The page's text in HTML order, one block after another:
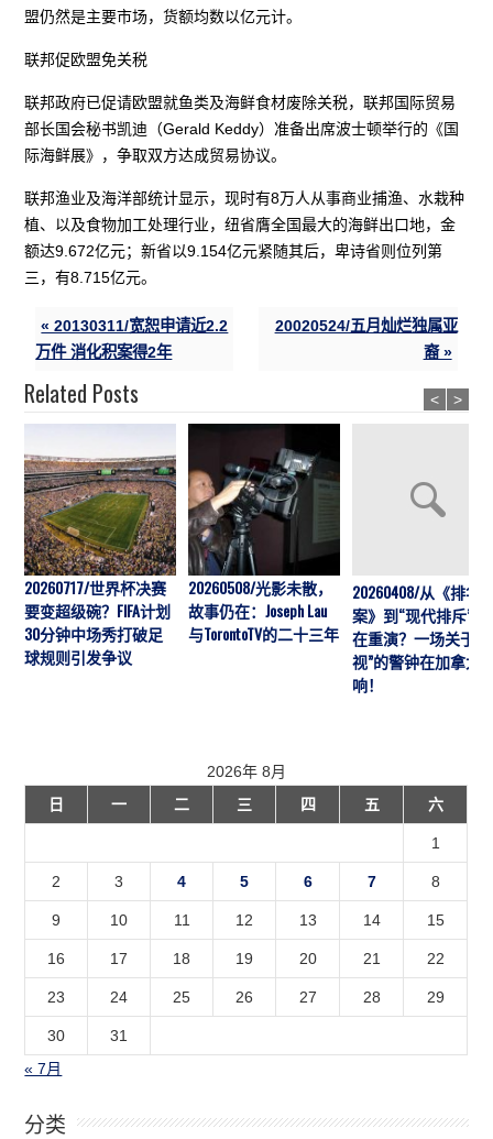
盟仍然是主要市场，货额均数以亿元计。
联邦促欧盟免关税
联邦政府已促请欧盟就鱼类及海鲜食材废除关税，联邦国际贸易
部长国会秘书凯迪（Gerald Keddy）准备出席波士顿举行的《国
际海鲜展》，争取双方达成贸易协议。
联邦渔业及海洋部统计显示，现时有8万人从事商业捕渔、水栽种
植、以及食物加工处理行业，纽省膺全国最大的海鲜出口地，金
额达9.672亿元；新省以9.154亿元紧随其后，卑诗省则位列第
三，有8.715亿元。
« 20130311/宽恕申请近2.2
万件 消化积案得2年
20020524/五月灿烂独属亚
裔 »
Related Posts
20260717/世界杯决赛
要变超级碗？FIFA计划
30分钟中场秀打破足
球规则引发争议
20260508/光影未散，
故事仍在：Joseph Lau
与TorontoTV的二十三年
20260408/从《排华
案》到“现代排斥”历
在重演？一场关于“
视”的警钟在加拿大
响！
< >
2026年 8月
日
一 二 三 四 五 六
1
2 3 4 5 6 7 8
9 10 11 12 13 14 15
16 17 18 19 20 21 22
23 24 25 26 27 28 29
30
31
« 7月
分类